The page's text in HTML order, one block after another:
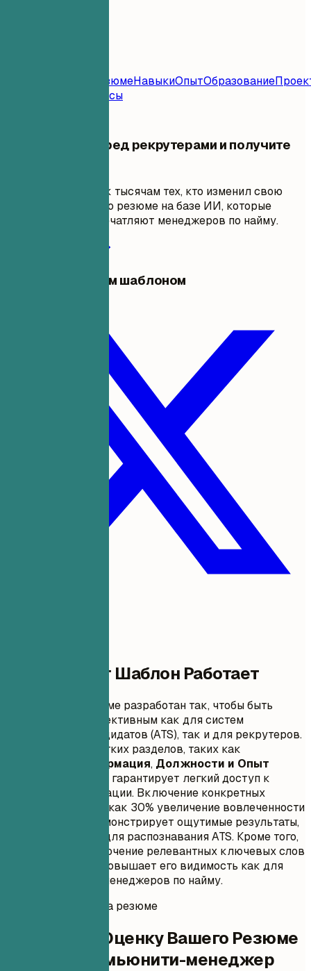
РезюмеНавыкиОпытОбразование
Задаваемые Вопросы
Выделитесь перед рекрутерами и получите
Присоединяйтесь к тысячам тех, кто изменил свою
карьеру с помощью резюме на базе ИИ, которые
проходят ATS и впечатляют менеджеров по найму.
Поделиться этим шаблоном
Почему Этот Шаблон Работает
Этот формат резюме разработан так, чтобы быть
максимально эффективным как для систем
отслеживания кандидатов (ATS), так и для рекрутеров.
Использование четких разделов, таких как
Контактная информация, Должности и Опыт
, гарантирует легкий доступ к
ключевой информации. Включение конкретных
достижений, таких как 30% увеличение вовлеченности
пользователей, демонстрирует ощутимые результаты,
что крайне важно для распознавания ATS. Кроме того,
естественное включение релевантных ключевых слов
по всему резюме повышает его видимость как для
систем, так и для менеджеров по найму.
Мгновенная оценка резюме
Проверьте Оценку Вашего Резюме
Старший комьюнити-менеджер